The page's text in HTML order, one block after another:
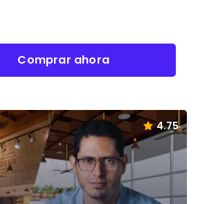
Comprar ahora
4.75